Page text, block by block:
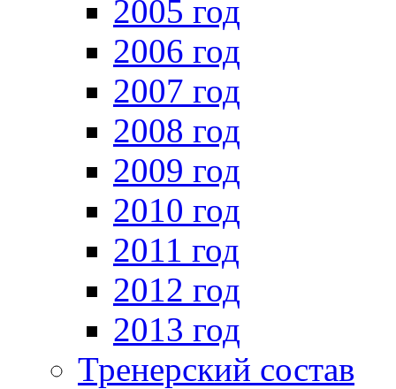
2005 год
2006 год
2007 год
2008 год
2009 год
2010 год
2011 год
2012 год
2013 год
Тренерский состав